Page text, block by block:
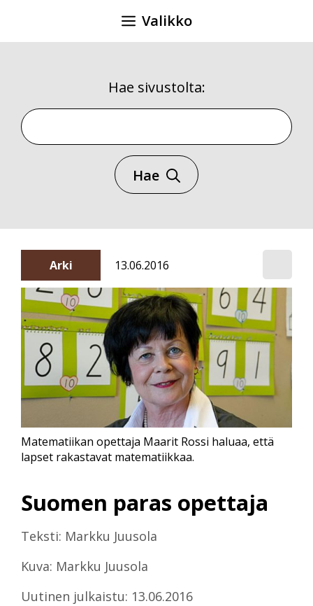
Valikko
Hae sivustolta:
Hae sivustolta
Hae
Arki 13.06.2016
Suomen paras opettaja
Teksti: Markku Juusola
Kuva: Markku Juusola
Uutinen julkaistu: 13.06.2016
Matematiikan opettaja Maarit Rossi haluaa, että
lapset rakastavat matematiikkaa.